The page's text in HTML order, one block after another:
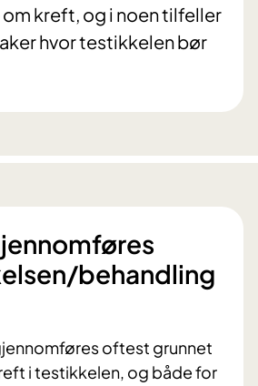
kreft, og i noen tilfeller
hvor testikkelen bør
behandling
oftest grunnet
i testikkelen, og både for